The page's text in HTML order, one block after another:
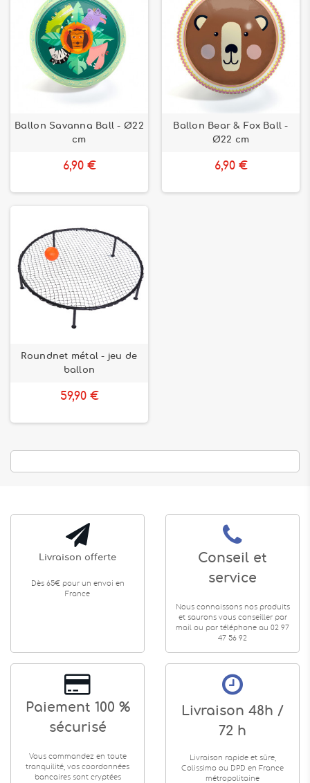
Ballon Savanna Ball - Ø22
cm
6,90 €
Ballon Bear & Fox Ball -
Ø22 cm
6,90 €
Roundnet métal - jeu de
ballon
59,90 €
Livraison offerte
Dès 65€ pour un envoi en
France
Conseil et
service
Nous connaissons nos produits
et saurons vous conseiller par
mail ou par téléphone au 02 97
47 56 92
Paiement 100 %
sécurisé
Vous commandez en toute
tranquilité, vos coordonnées
bancaires sont cryptées
Livraison 48h /
72 h
Livraison rapide et sûre,
Colissimo ou DPD en France
métropolitaine